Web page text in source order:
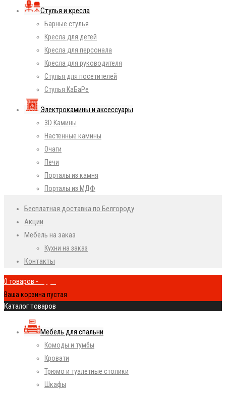
Стулья и кресла
Барные стулья
Кресла для детей
Кресла для персонала
Кресла для руководителя
Стулья для посетителей
Стулья КаБаРе
Электрокамины и аксессуары
3D Камины
Настенные камины
Очаги
Печи
Порталы из камня
Порталы из МДФ
Бесплатная доставка по Белгороду
Акции
Мебель на заказ
Кухни на заказ
Контакты
0 товаров -
Ваша корзина пустая
Каталог товаров
Мебель для спальни
Комоды и тумбы
Кровати
Трюмо и туалетные столики
Шкафы